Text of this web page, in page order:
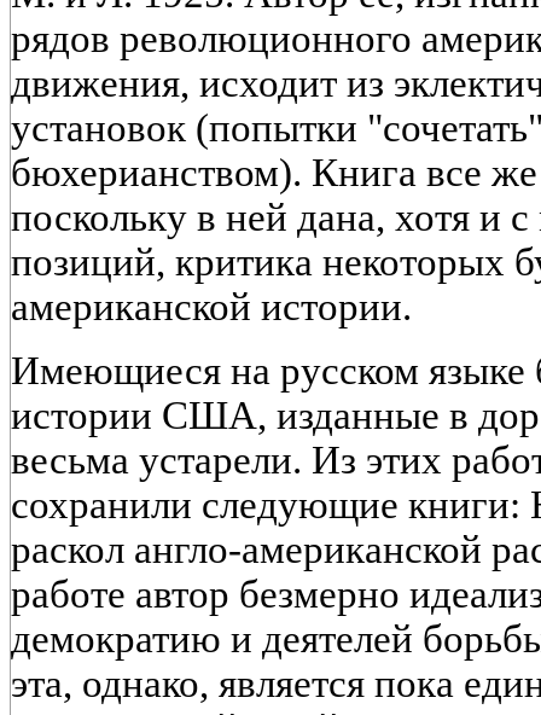
рядов революционного
движения, исходит из
установок (попытки
бюхерианством). Книга все же
поскольку в ней дана, хотя и
позиций, критика некоторых
американской истории.
Имеющиеся на русском языке
истории США, изданные в
весьма устарели. Из этих
сохранили следующие
раскол англо-американской
работе автор безмерно
демократию и деятелей
эта, однако, является пока